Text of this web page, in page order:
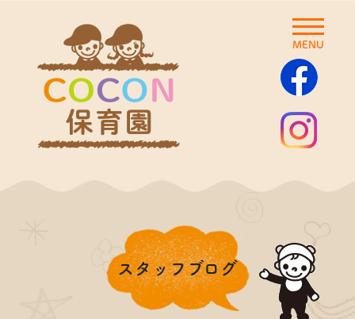
スタッフブログ
MENU